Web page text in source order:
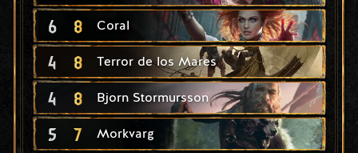
6 8 Coral
4 8 Terror de los Mares
4 8 Bjorn Stormursson
5 7 Morkvarg